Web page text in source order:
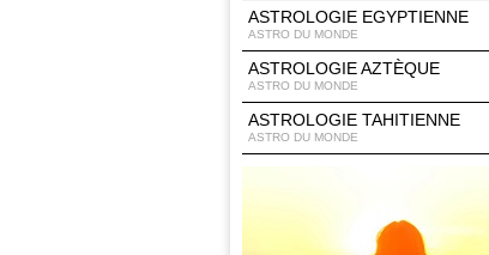
ASTROLOGIE EGYPTIENNE
ASTRO DU MONDE
ASTROLOGIE AZTÈQUE
ASTRO DU MONDE
ASTROLOGIE TAHITIENNE
ASTRO DU MONDE